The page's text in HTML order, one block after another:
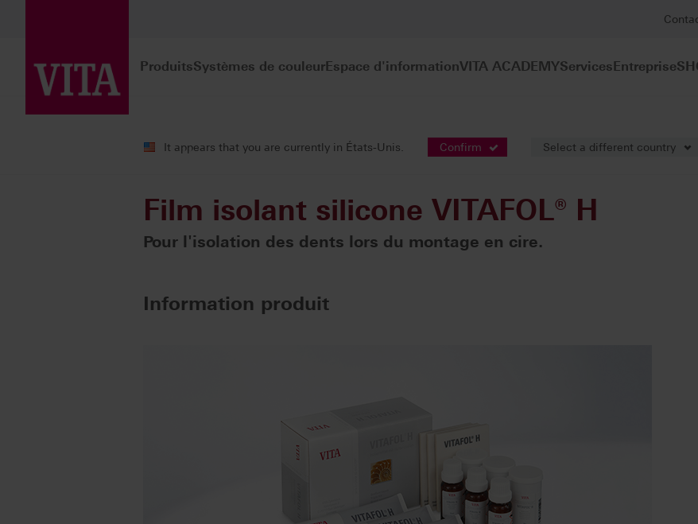
ProduitsSystèmes de couleurEspace d'informationVITA ACADEMYServicesEntreprise
It appears that you are currently in États-Unis. Confirm Select a different country
Film isolant silicone VITAFOL® H
Pour l'isolation des dents lors du montage en cire.
Information produit